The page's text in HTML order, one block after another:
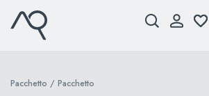
content
Pacchetto / Pacchetto